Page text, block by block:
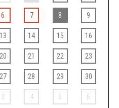
6 7 8 9
13 14 15 16
20 21 22 23
27 28 29 30
3 4 5 6